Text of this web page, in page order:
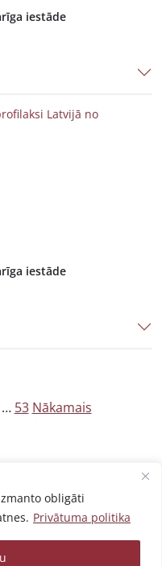
obligāti
Privātuma politika
iestāde
Latvijā no
iestāde
… 53 Nākamais
06.08.2026